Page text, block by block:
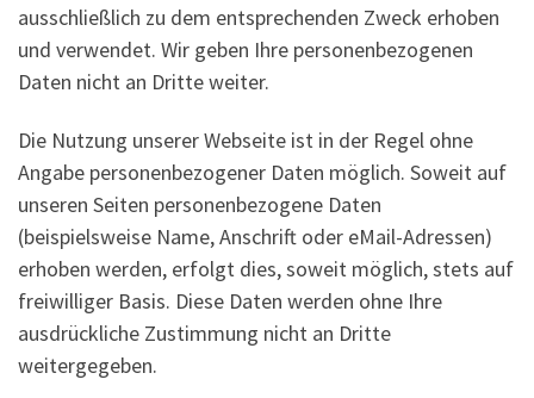
ausschließlich zu dem entsprechenden Zweck erhoben
und verwendet. Wir geben Ihre personenbezogenen
Daten nicht an Dritte weiter.
Die Nutzung unserer Webseite ist in der Regel ohne
Angabe personenbezogener Daten möglich. Soweit auf
unseren Seiten personenbezogene Daten
(beispielsweise Name, Anschrift oder eMail-Adressen)
erhoben werden, erfolgt dies, soweit möglich, stets auf
freiwilliger Basis. Diese Daten werden ohne Ihre
ausdrückliche Zustimmung nicht an Dritte
weitergegeben.